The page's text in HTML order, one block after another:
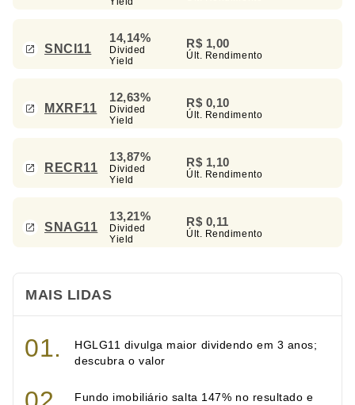
SNCI11
14,14%
Divided
Yield
R$ 1,00
Últ. Rendimento
MXRF11
12,63%
Divided
Yield
R$ 0,10
Últ. Rendimento
RECR11
13,87%
Divided
Yield
R$ 1,10
Últ. Rendimento
SNAG11
13,21%
Divided
Yield
R$ 0,11
Últ. Rendimento
MAIS LIDAS
HGLG11 divulga maior dividendo em 3 anos;
descubra o valor
Fundo imobiliário salta 147% no resultado e